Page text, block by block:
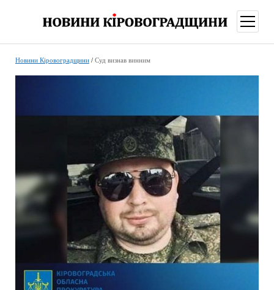
меню
Новини Кіровоградщини/ Суд визнав винним